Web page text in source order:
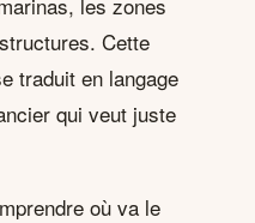
Cette
traduit en langage
qui veut juste
où va le